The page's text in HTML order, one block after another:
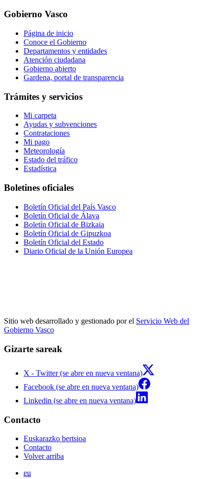
Gobierno Vasco
Página de inicio
Conoce el Gobierno
Departamentos y entidades
Atención ciudadana
Gobierno abierto
Gardena, portal de transparencia
Trámites y servicios
Mi carpeta
Ayudas y subvenciones
Contrataciones
Mi pago
Meteorología
Estado del tráfico
Estadística
Boletines oficiales
Boletín Oficial del País Vasco
Boletín Oficial de Álava
Boletín Oficial de Bizkaia
Boletín Oficial de Gipuzkoa
Boletín Oficial del Estado
Diario Oficial de la Unión Europea
Sitio web desarrollado y gestionado por el Servicio Web del
Gobierno Vasco
Gizarte sareak
X - Twitter (se abre en nueva ventana)
Facebook (se abre en nueva ventana)
Linkedin (se abre en nueva ventana)
Contacto
Euskarazko bertsioa
Contacto
Volver arriba
eu